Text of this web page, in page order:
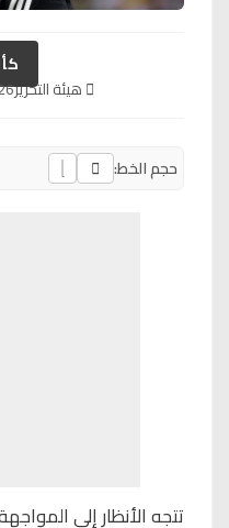
هيئة التحرير
حجم الخط:
تتجه الأنظار إلى